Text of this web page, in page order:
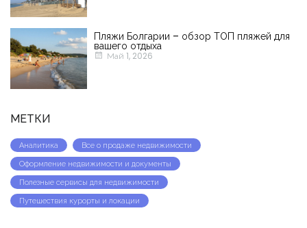
Пляжи Болгарии – обзор ТОП пляжей для
вашего отдыха
Май 1, 2026
МЕТКИ
Аналитика
Все о продаже недвижимости
Оформление недвижимости и документы
Полезные сервисы для недвижимости
Путешествия курорты и локации